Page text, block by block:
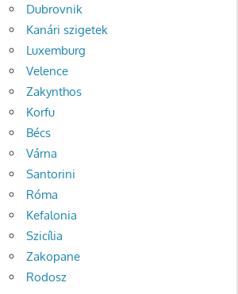
Dubrovnik
Kanári szigetek
Luxemburg
Velence
Zakynthos
Korfu
Bécs
Várna
Santorini
Róma
Kefalonia
Szicília
Zakopane
Rodosz